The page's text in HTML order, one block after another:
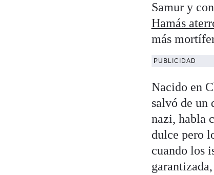
Samur y
Hamás
más
PUBLICIDAD
Nacido en
salvó de un
nazi, habla
dulce pero
cuando los